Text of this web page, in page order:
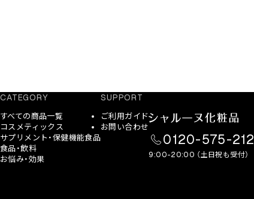
CATEGORY
すべての商品一覧
コスメティックス
サプリメント・保健機能食品
食品・飲料
お悩み・効果
SUPPORT
ご利用ガイド
お問い合わせ
0120-575-212
9:00-20:00 （土日祝も受付）